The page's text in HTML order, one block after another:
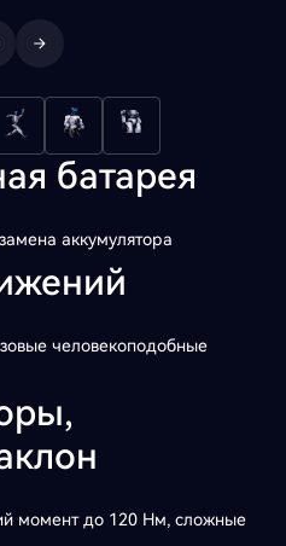
батарея
аккумулятора
человекоподобные
момент до 120 Нм, сложные